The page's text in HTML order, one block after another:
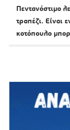
Πεντανόστιμο
τραπέζι. Είναι
κοτόπουλο